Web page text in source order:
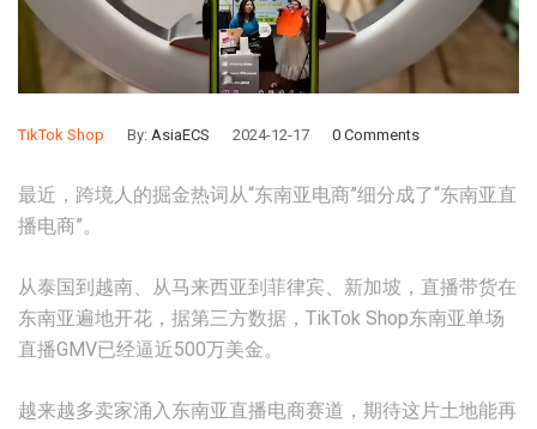
TikTok Shop By: AsiaECS 2024-12-17 0 Comments
最近，跨境人的掘金热词从“东南亚电商”细分成了“东南亚直
播电商”。
从泰国到越南、从马来西亚到菲律宾、新加坡，直播带货在
东南亚遍地开花，据第三方数据，TikTok Shop东南亚单场
直播GMV已经逼近500万美金。
越来越多卖家涌入东南亚直播电商赛道，期待这片土地能再